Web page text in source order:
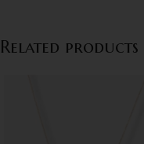
Related products